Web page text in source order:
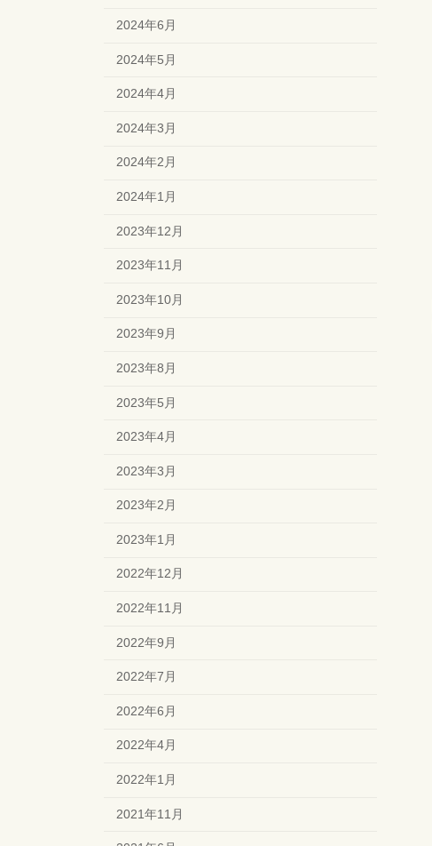
2024年6月
2024年5月
2024年4月
2024年3月
2024年2月
2024年1月
2023年12月
2023年11月
2023年10月
2023年9月
2023年8月
2023年5月
2023年4月
2023年3月
2023年2月
2023年1月
2022年12月
2022年11月
2022年9月
2022年7月
2022年6月
2022年4月
2022年1月
2021年11月